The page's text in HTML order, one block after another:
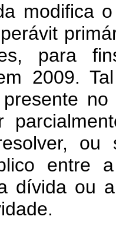
modifica
para
2009.
presente
entre
dívida ou